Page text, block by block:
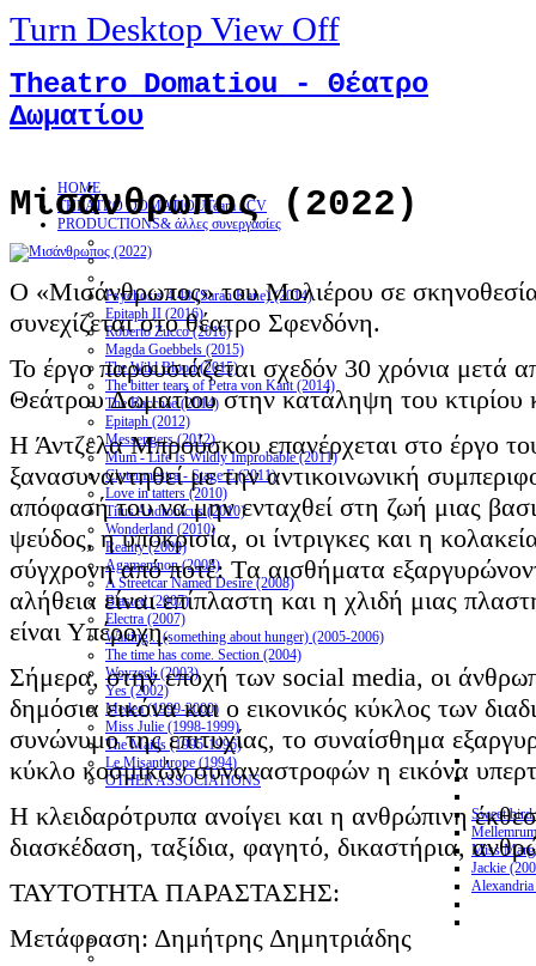
Turn Desktop View Off
Theatro Domatiou - Θέατρο
Δωματίου
HOME
THEATRO DOMATIOU Team / CV
PRODUCTIONS& άλλες συνεργασίες
Psychosis 4.48 (Sarah Kane) (2014)
Epitaph II (2016)
Roberto Zucco (2016)
Magda Goebbels (2015)
The Wild Blood (2015)
The bitter tears of Petra von Kant (2014)
The Bacchae (2014)
Epitaph (2012)
Messengers (2012)
Mum - Life Is Wildly Improbable (2011)
Clytemnestra - Stage E (2011)
Love in tatters (2010)
Titus Andronicus (2010)
Wonderland (2010)
Reality (2009)
Agamemnon (2008)
A Streetcar Named Desire (2008)
Blasted (2007)
Electra (2007)
Waiting... (something about hunger) (2005-2006)
The time has come. Section (2004)
Woyzeck (2003)
Yes (2002)
Medea (1999-2000)
Miss Julie (1998-1999)
The Maids (1995-1996)
Le Misanthrope (1994)
OTHER ASSOCIATIONS
Sweet
Miss
Jackie
Μισάνθρωπος (2022)
Ο «Μισάνθρωπος» του Μολιέρου σε
συνεχίζεται στο θέατρο Σφενδόνη.
Το έργο παρουσιάζεται σχεδόν 30 χρόνια μετά
Θεάτρου Δωματίου στην κατάληψη του κτιρίου
Η Άντζελα Μπρούσκου επανέρχεται στο έργο
ξανασυναντηθεί με την αντικοινωνική
απόφασή του να μην ενταχθεί στη ζωή μιας
ψεύδος, η υποκρισία, οι ίντριγκες και η
σύγχρονη από ποτέ: Tα αισθήματα
αλήθεια είναι επίπλαστη και η χλιδή μιας
είναι Υπέροχη.
Σήμερα, στην εποχή των social media, οι
δημόσια εικόνα και ο εικονικός κύκλος των
συνώνυμο της επιτυχίας, το συναίσθημα
κύκλο κοσμικών συναναστροφών η εικόνα
Η κλειδαρότρυπα ανοίγει και η ανθρώπινη
διασκέδαση, ταξίδια, φαγητό, δικαστήρια,
ΤΑΥΤΟΤΗΤΑ ΠΑΡΑΣΤΑΣΗΣ:
Μετάφραση: Δημήτρης Δημητριάδης